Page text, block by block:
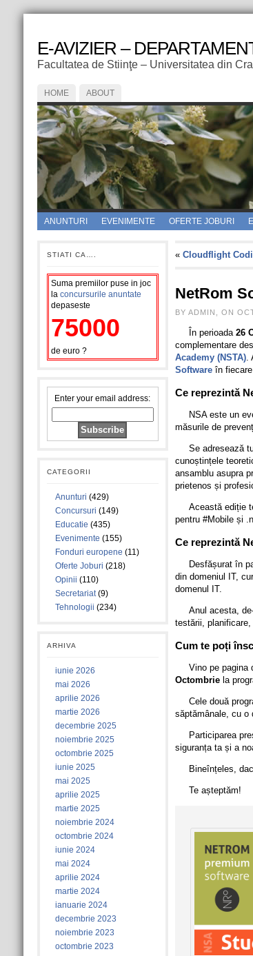
E-AVIZIER –
Facultatea de Stiinţe – Universitatea din
HOME ABOUT
ANUNTURI EVENIMENTE OFERTE JOBURI
STIATI CA….
Suma premiilor puse in joc
la concursurile anuntate
depaseste
75000
de euro ?
Enter your email address:
CATEGORII
Anunturi (429)
Concursuri (149)
Educatie (435)
Evenimente (155)
Fonduri europene (11)
Oferte Joburi (218)
Opinii (110)
Secretariat(9)
Tehnologii (234)
ARHIVA
iunie 2026
mai 2026
aprilie 2026
martie 2026
decembrie 2025
noiembrie 2025
octombrie 2025
iunie 2025
mai 2025
aprilie 2025
martie 2025
noiembrie 2024
octombrie 2024
iunie 2024
mai 2024
aprilie 2024
martie 2024
ianuarie 2024
decembrie 2023
noiembrie 2023
octombrie 2023
« Cloudflight
NetRom
BY ADMIN, ON
În perioada 26
complementare
Academy (NSTA).
Softwareîn fiecare
Ce reprezintă
NSA este un
măsurile de
Se adresează
cunoștințele
ansamblu asupra
prietenos și
Această ediție
pentru #Mobile și
Ce reprezintă
Desfășurat în
din domeniul IT,
domenul IT.
Anul acesta,
testării,
Cum te poți
Vino pe pagina
Octombrie la
Cele două
săptămânale, cu o
Participarea
siguranța ta și a
Bineînțeles,
Te așteptăm!